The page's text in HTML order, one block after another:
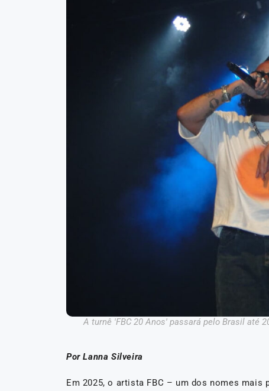
A turnê 'FBC 20 Anos' passará pelo Brasil até
Por Lanna Silveira
Em 2025, o artista FBC – um dos nomes